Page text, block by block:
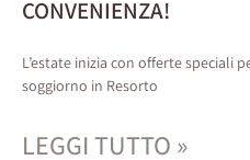
CONVENIENZA!
L’estate inizia con offerte speciali
soggiorno in Resorto
LEGGI TUTTO »